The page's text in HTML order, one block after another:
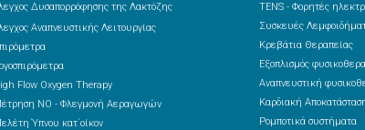
Δυσαπορρόφησης της Λακτόζης
Αναπνευστικής Λειτουργίας
Flow Oxygen Therapy
NO - Φλεγμονή Αεραγωγών
Ύπνου κατ΄οίκον
TENS - Φορητές
Συσκευές
Κρεβάτια Θεραπείας
Εξοπλισμός
Αναπνευστική
Καρδιακή
Ρομποτικά συστήματα